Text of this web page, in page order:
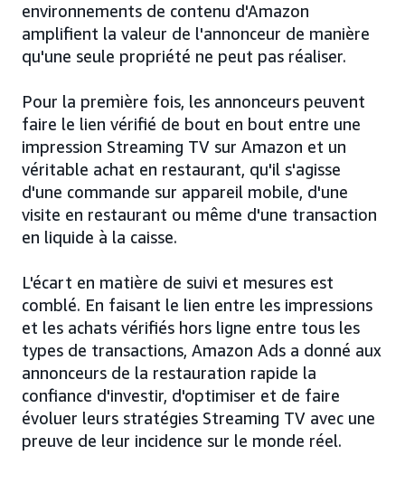
environnements de contenu d'Amazon
amplifient la valeur de l'annonceur de manière
qu'une seule propriété ne peut pas réaliser.
Pour la première fois, les annonceurs peuvent
faire le lien vérifié de bout en bout entre une
impression Streaming TV sur Amazon et un
véritable achat en restaurant, qu'il s'agisse
d'une commande sur appareil mobile, d'une
visite en restaurant ou même d'une transaction
en liquide à la caisse.
L'écart en matière de suivi et mesures est
comblé. En faisant le lien entre les impressions
et les achats vérifiés hors ligne entre tous les
types de transactions, Amazon Ads a donné aux
annonceurs de la restauration rapide la
confiance d'investir, d'optimiser et de faire
évoluer leurs stratégies Streaming TV avec une
preuve de leur incidence sur le monde réel.